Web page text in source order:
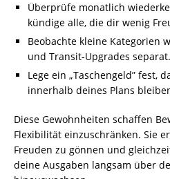
Überprüfe monatlich
kündige alle, die dir wenig
Beobachte kleine Kategorien
und Transit-Upgrades separat.
Lege ein „Taschengeld” fest,
innerhalb deines Plans
Diese Gewohnheiten schaffen
Flexibilität einzuschränken. Sie
Freuden zu gönnen und
deine Ausgaben langsam über